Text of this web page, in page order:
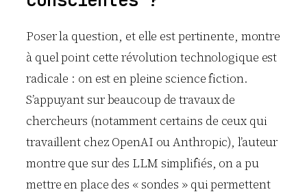
Poser la question, et elle est pertinente, montre
à quel point cette révolution technologique est
radicale : on est en pleine science fiction.
S’appuyant sur beaucoup de travaux de
chercheurs (notamment certains de ceux qui
travaillent chez OpenAI ou Anthropic), l’auteur
montre que sur des LLM simplifiés, on a pu
mettre en place des « sondes » qui permettent